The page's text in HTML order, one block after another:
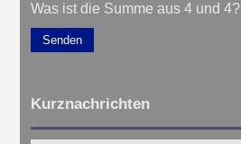
Was ist die Summe aus 4 und 4?
Senden
Kurznachrichten